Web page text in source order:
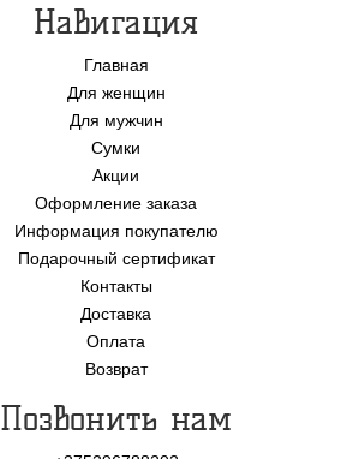
Навигация
Главная
Для женщин
Для мужчин
Сумки
Акции
Оформление заказа
Информация покупателю
Подарочный сертификат
Контакты
Доставка
Оплата
Возврат
Позвонить нам